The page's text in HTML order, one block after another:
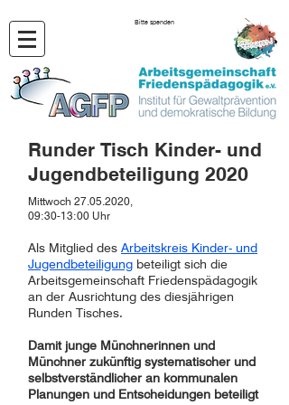
Bitte spenden
Runder Tisch Kinder- und
Jugendbeteiligung 2020
Mittwoch 27.05.2020,
09:30-13:00 Uhr
Als Mitglied des Arbeitskreis Kinder- und
Jugendbeteiligung beteiligt sich die
Arbeitsgemeinschaft Friedenspädagogik
an der Ausrichtung des diesjährigen
Runden Tisches.
Damit junge Münchnerinnen und
Münchner zukünftig systematischer und
selbstverständlicher an kommunalen
Planungen und Entscheidungen beteiligt